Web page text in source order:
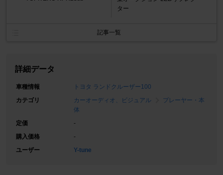
ター
記事一覧
詳細データ
車種情報
トヨタ ランドクルーザー100
カテゴリ
カーオーディオ、ビジュアル
プレーヤー・本
体
定価
-
購入価格
-
ユーザー
Y-tune